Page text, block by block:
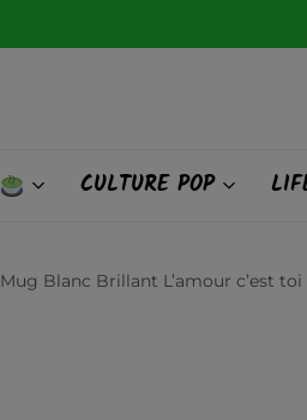
CULTURE POP
Mug Blanc Brillant L’amour c’est